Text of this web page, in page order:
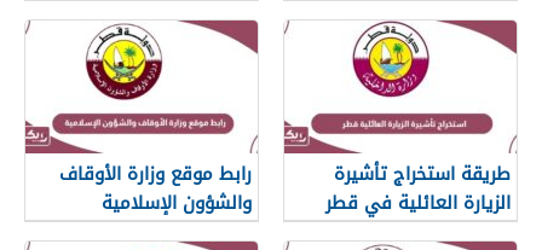
طريقة استخراج تأشيرة
الزيارة العائلية في قطر
2026
رابط موقع وزارة الأوقاف
والشؤون الإسلامية
islam.gov.qa